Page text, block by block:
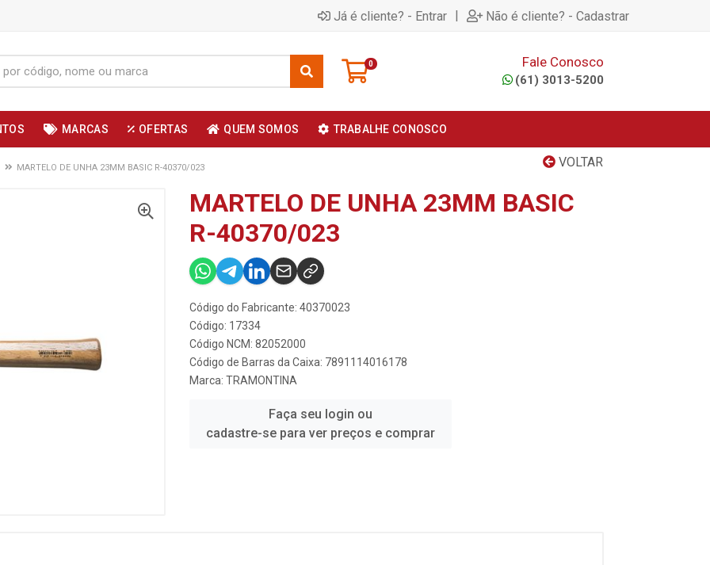
Já é cliente? - Entrar | Não é cliente? - Cadastrar
0 Fale Conosco
(61) 3013-5200
MARCAS OFERTAS QUEM SOMOS TRABALHE CONOSCO
VOLTAR
MARTELO DE UNHA 23MM BASIC R-40370/023
MARTELO DE UNHA 23MM BASIC
R-40370/023
Código do Fabricante: 40370023
Código: 17334
Código NCM: 82052000
Código de Barras da Caixa: 7891114016178
Marca: TRAMONTINA
Faça seu login ou
cadastre-se para ver preços e comprar